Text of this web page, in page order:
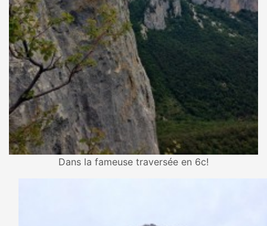
Dans la fameuse traversée en 6c!